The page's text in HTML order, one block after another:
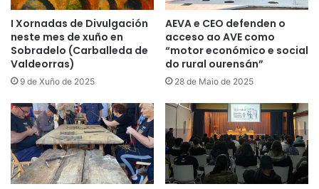
I Xornadas de Divulgación
neste mes de xuño en
Sobradelo (Carballeda de
Valdeorras)
9 de Xuño de 2025
AEVA e CEO defenden o
acceso ao AVE como
“motor económico e social
do rural ourensán”
28 de Maio de 2025